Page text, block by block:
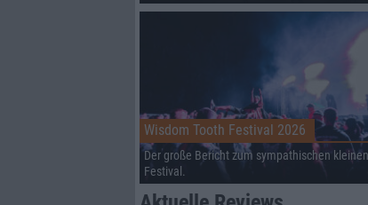
Wisdom Tooth Festival 2026
Der große Bericht zum sympathischen kleinen
Festival.